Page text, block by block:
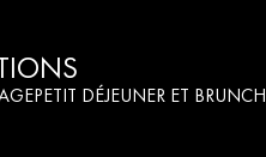
PETIT DÉJEUNER ET BRUNCH